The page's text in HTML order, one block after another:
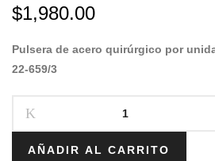
$1,980.00
Pulsera de acero quirúrgico por
22-659/3
AÑADIR AL CARRITO